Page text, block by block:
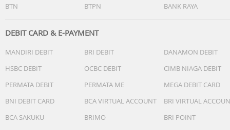
1x Kabel Tenaga USB
1x Mesin
2x Selang Panjang
1x Dot
BTN
BTPN BANK RAYA
DEBIT CARD & E-PAYMENT
MANDIRI DEBIT BRI DEBIT
DANAMON DEBIT
HSBC DEBIT
OCBC DEBIT
CIMB NIAGA DEBIT
PERMATA DEBIT
PERMATA ME
MEGA DEBIT CARD
BNI DEBIT CARD
BCA VIRTUAL ACCOUNT
BRI VIRTUAL
BCA SAKUKU
BRIMO
BRI POINT